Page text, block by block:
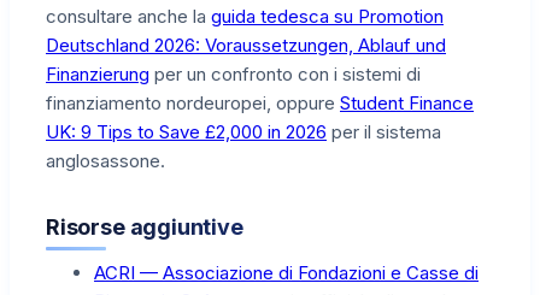
consultare anche la guida tedesca su Promotion
Deutschland 2026: Voraussetzungen, Ablauf und
Finanzierung per un confronto con i sistemi di
finanziamento nordeuropei, oppure Student Finance
UK: 9 Tips to Save £2,000 in 2026 per il sistema
anglosassone.
Risorse aggiuntive
ACRI — Associazione di Fondazioni e Casse di